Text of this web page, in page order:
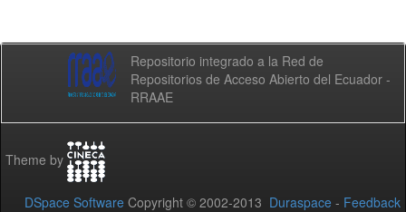
Repositorio integrado a la Red de
Repositorios de Acceso Abierto del Ecuador -
RRAAE
Theme by
DSpace Software Copyright © 2002-2013 Duraspace - Feedback